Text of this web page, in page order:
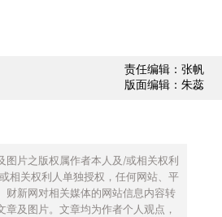
责任编辑：张帆
版面编辑：朱蕊
图片之版权属作者本人及/或相关权利
相关权利人单独授权，任何网站、平
财新网对相关媒体的网站信息内容转
章及图片。文章均为作者个人观点，